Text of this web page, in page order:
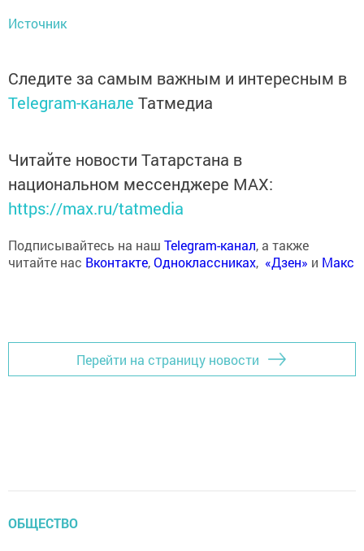
Источник
Следите за самым важным и интересным в
Telegram-канале Татмедиа
Читайте новости Татарстана в
национальном мессенджере MАХ:
https://max.ru/tatmedia
Подписывайтесь на наш Telegram-канал, а также
читайте нас Вконтакте,Одноклассниках, «Дзен» и Макс
Перейти на страницу новости
ОБЩЕСТВО